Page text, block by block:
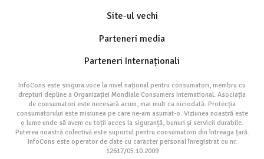
Site-ul vechi
Parteneri media
Parteneri Internaționali
InfoCons este singura voce la nivel național pentru consumatori, membru cu
drepturi depline a Organizației Mondiale Consumers International. Asociația
de consumatori este necesară acum, mai mult ca niciodată. Protecția
consumatorului este misiunea pe care ne-am asumat-o. Viziunea noastră este
o lume unde să avem cu toții acces la siguranță, bunuri și servicii durabile.
Puterea noastră colectivă este suportul pentru consumatorii din întreaga țară.
InfoCons este operator de date cu caracter personal înregistrat cu nr.
12617/05.10.2009